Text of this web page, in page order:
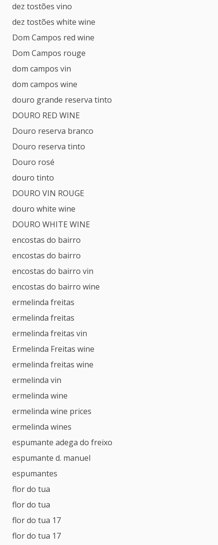
dez tostões vino
dez tostões white wine
Dom Campos red wine
Dom Campos rouge
dom campos vin
dom campos wine
douro grande reserva tinto
DOURO RED WINE
Douro reserva branco
Douro reserva tinto
Douro rosé
douro tinto
DOURO VIN ROUGE
douro white wine
DOURO WHITE WINE
encostas do bairro
encostas do bairro
encostas do bairro vin
encostas do bairro wine
ermelinda freitas
ermelinda freitas
ermelinda freitas vin
Ermelinda Freitas wine
ermelinda freitas wine
ermelinda vin
ermelinda wine
ermelinda wine prices
ermelinda wines
espumante adega do freixo
espumante d. manuel
espumantes
flor do tua
flor do tua
flor do tua 17
flor do tua 17